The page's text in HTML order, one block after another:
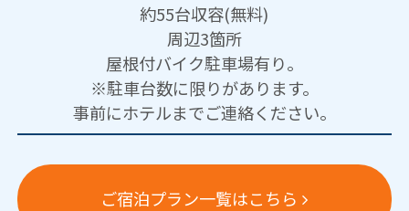
約55台収容(無料)
周辺3箇所
屋根付バイク駐車場有り。
※駐車台数に限りがあります。
事前にホテルまでご連絡ください。
ご宿泊プラン一覧はこちら